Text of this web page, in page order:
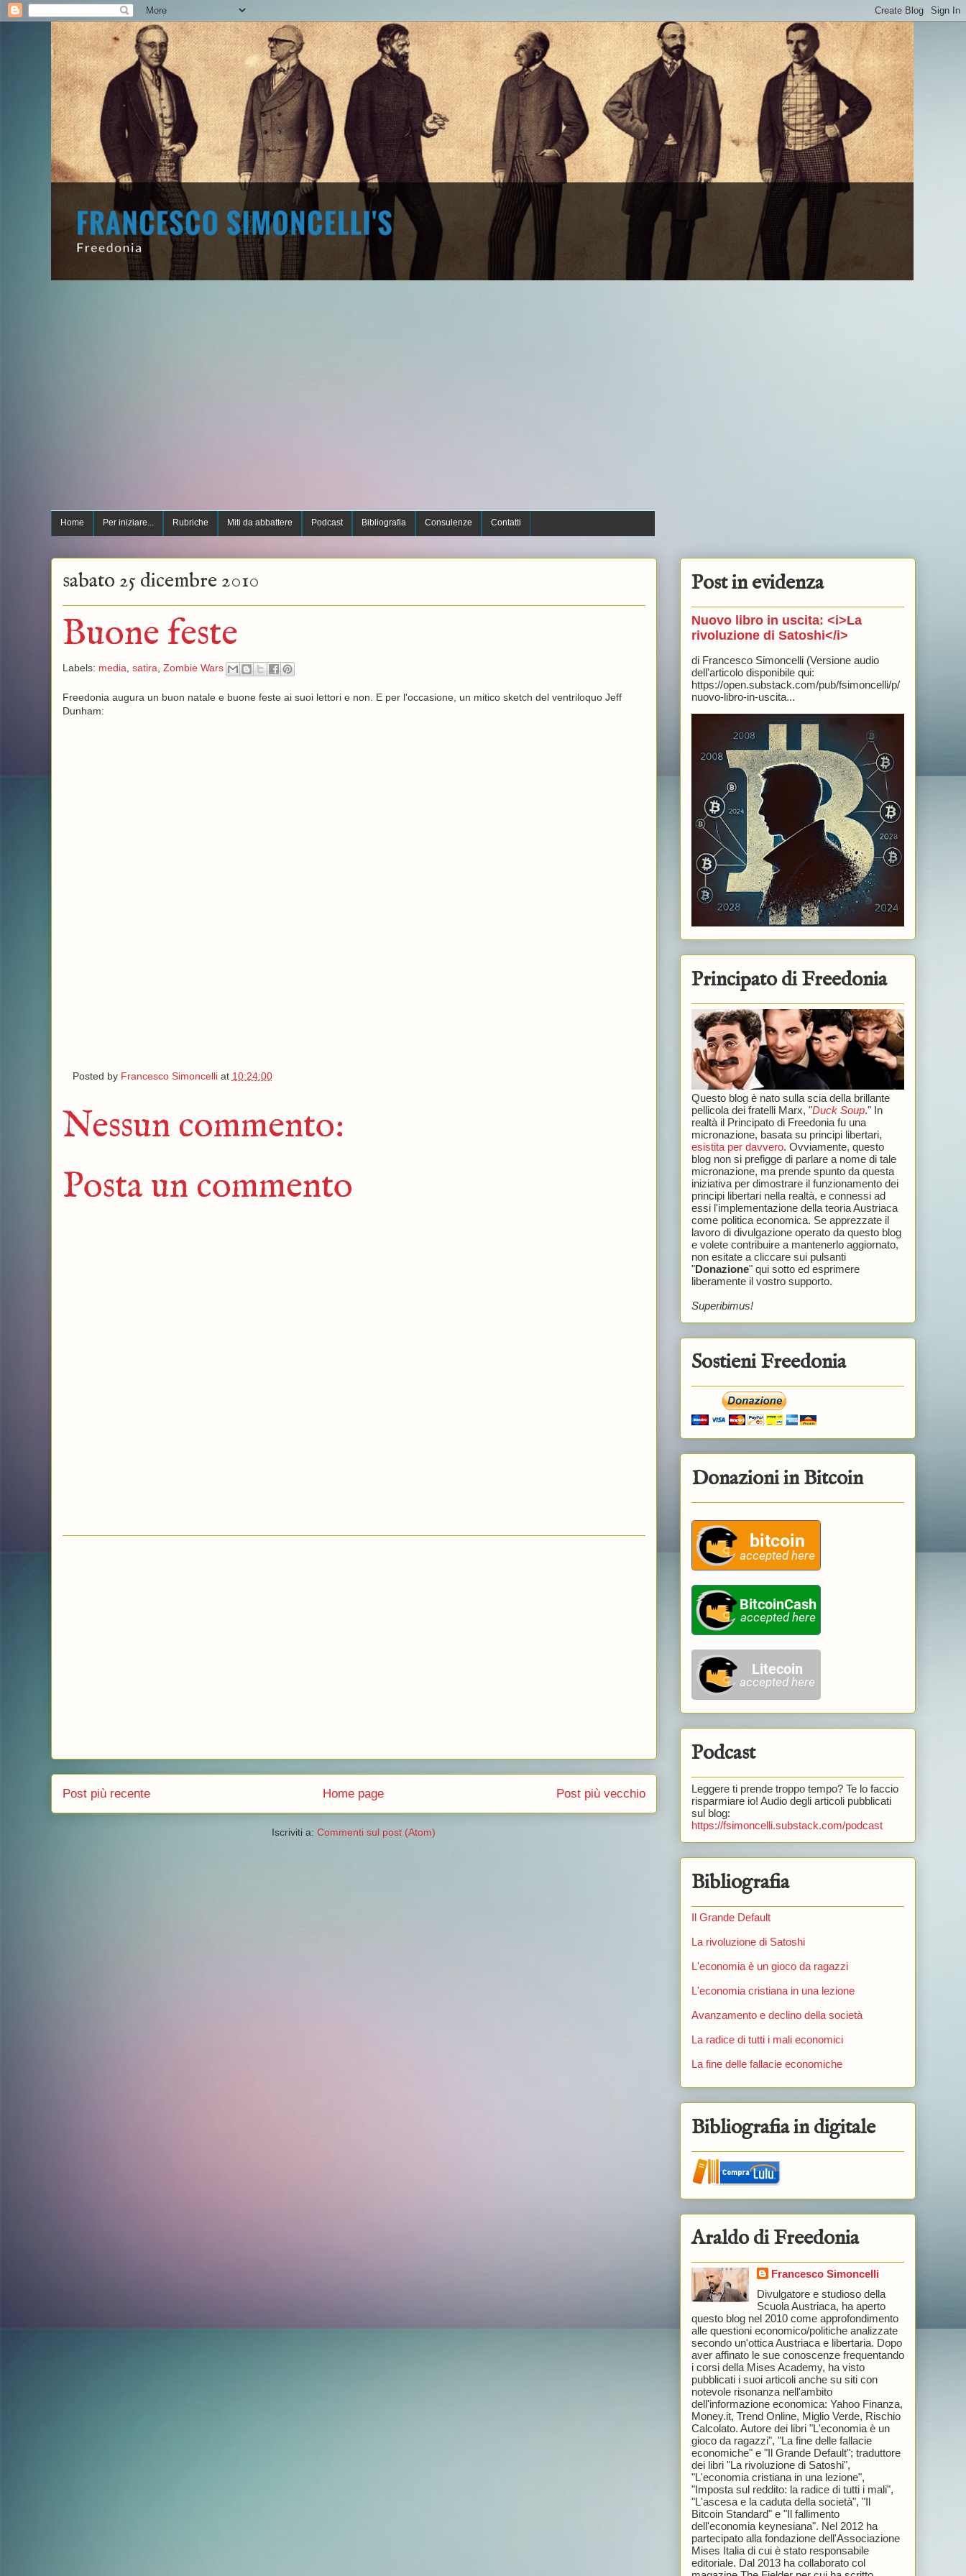
Home Per iniziare... Rubriche Miti da abbattere Podcast Bibliografia Consulenze Contatti
sabato 25 dicembre 2010
Buone feste
Labels: media, satira, Zombie Wars
Freedonia augura un buon natale e buone feste ai suoi lettori e non. E per l'occasione, un mitico sketch del ventriloquo Jeff
Dunham:
Posted by Francesco Simoncelli at 10:24:00
Nessun commento:
Posta un commento
Post più recente Post più vecchio
Home page
Iscriviti a: Commenti sul post (Atom)
Post in evidenza
Nuovo libro in uscita: <i>La
rivoluzione di Satoshi</i>
di Francesco Simoncelli (Versione audio
dell'articolo disponibile qui:
https://open.substack.com/pub/fsimoncelli/p/
nuovo-libro-in-uscita...
Principato di Freedonia
Questo blog è nato sulla scia della brillante
pellicola dei fratelli Marx, "Duck Soup." In
realtà il Principato di Freedonia fu una
micronazione, basata su principi libertari,
esistita per davvero. Ovviamente, questo
blog non si prefigge di parlare a nome di tale
micronazione, ma prende spunto da questa
iniziativa per dimostrare il funzionamento dei
principi libertari nella realtà, e connessi ad
essi l'implementazione della teoria Austriaca
come politica economica. Se apprezzate il
lavoro di divulgazione operato da questo blog
e volete contribuire a mantenerlo aggiornato,
non esitate a cliccare sui pulsanti
"Donazione" qui sotto ed esprimere
liberamente il vostro supporto.
Superibimus!
Sostieni Freedonia
Donazioni in Bitcoin
Podcast
Leggere ti prende troppo tempo? Te lo faccio
risparmiare io! Audio degli articoli pubblicati
sul blog:
https://fsimoncelli.substack.com/podcast
Bibliografia
Il Grande Default
La rivoluzione di Satoshi
L'economia è un gioco da ragazzi
L'economia cristiana in una lezione
Avanzamento e declino della società
La radice di tutti i mali economici
La fine delle fallacie economiche
Bibliografia in digitale
Araldo di Freedonia
Francesco Simoncelli
Divulgatore e studioso della
Scuola Austriaca, ha aperto
questo blog nel 2010 come approfondimento
alle questioni economico/politiche analizzate
secondo un'ottica Austriaca e libertaria. Dopo
aver affinato le sue conoscenze frequentando
i corsi della Mises Academy, ha visto
pubblicati i suoi articoli anche su siti con
notevole risonanza nell'ambito
dell'informazione economica: Yahoo Finanza,
Money.it, Trend Online, Miglio Verde, Rischio
Calcolato. Autore dei libri "L'economia è un
gioco da ragazzi", "La fine delle fallacie
economiche" e "Il Grande Default"; traduttore
dei libri "La rivoluzione di Satoshi",
"L'economia cristiana in una lezione",
"Imposta sul reddito: la radice di tutti i mali",
"L'ascesa e la caduta della società", "Il
Bitcoin Standard" e "Il fallimento
dell'economia keynesiana". Nel 2012 ha
partecipato alla fondazione dell'Associazione
Mises Italia di cui è stato responsabile
editoriale. Dal 2013 ha collaborato col